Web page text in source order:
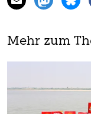
Mehr zum